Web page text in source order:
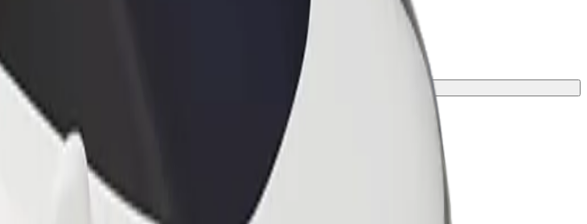
paslaugas ir išsirinkite tinkamiausias jūsų kelionei.
Atsisiųsti programėlę